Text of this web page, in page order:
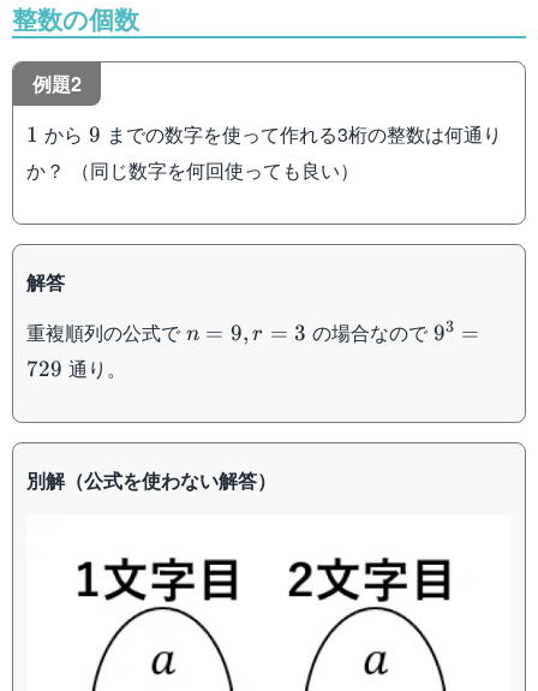
整数の個数
例題2
1
1 から 9
9 までの数字を使って作れる3桁の整数は何通り
か？ （同じ数字を何回使っても良い）
解答
重複順列の公式で n=9,r=3
n = 9, r = 3 の場合なので 9^3=729
93 =
729 通り。
別解（公式を使わない解答）